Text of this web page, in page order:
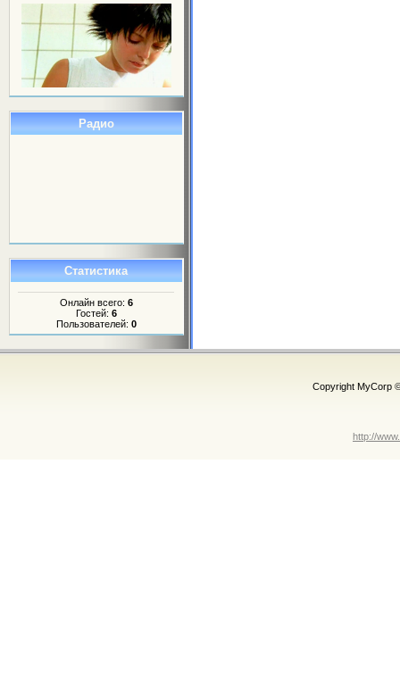
Радио
Статистика
Онлайн всего: 6
Гостей: 6
Пользователей: 0
Copyright MyCorp
http://